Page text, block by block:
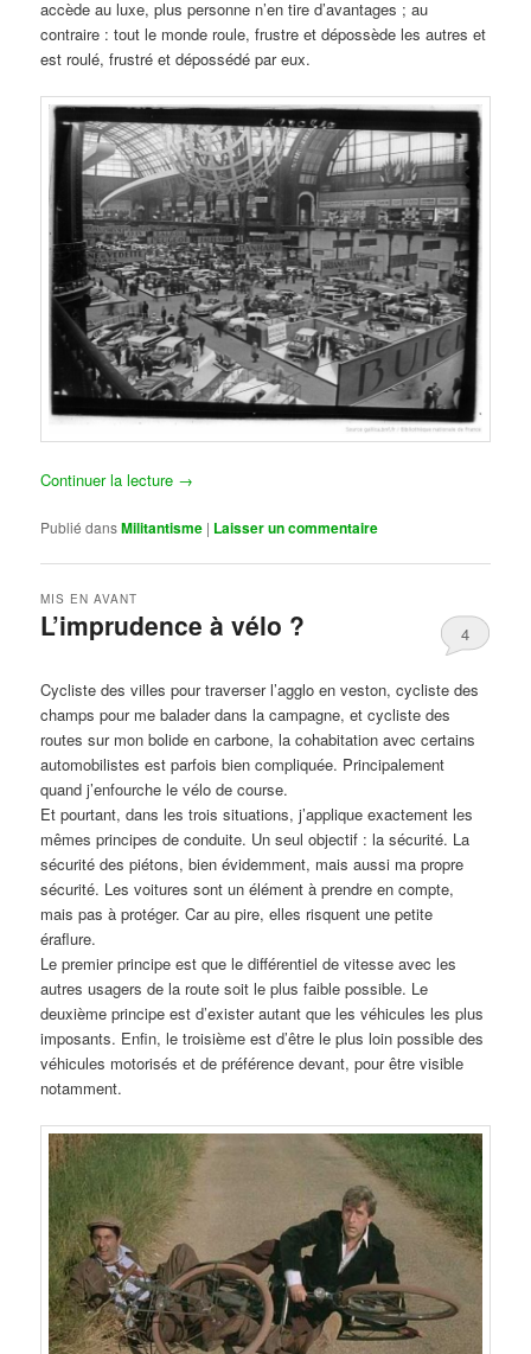
accède au luxe, plus personne n’en tire d’avantages ; au
contraire : tout le monde roule, frustre et dépossède les autres et
est roulé, frustré et dépossédé par eux.
Continuer la lecture →
Publié dansMilitantisme | Laisser un commentaire
L’imprudence à vélo ?
MIS EN AVANT
4
Cycliste des villes pour traverser l’agglo en veston, cycliste des
champs pour me balader dans la campagne, et cycliste des
routes sur mon bolide en carbone, la cohabitation avec certains
automobilistes est parfois bien compliquée. Principalement
quand j’enfourche le vélo de course.
Et pourtant, dans les trois situations, j’applique exactement les
mêmes principes de conduite. Un seul objectif : la sécurité. La
sécurité des piétons, bien évidemment, mais aussi ma propre
sécurité. Les voitures sont un élément à prendre en compte,
mais pas à protéger. Car au pire, elles risquent une petite
éraflure.
Le premier principe est que le différentiel de vitesse avec les
autres usagers de la route soit le plus faible possible. Le
deuxième principe est d’exister autant que les véhicules les plus
imposants. Enfin, le troisième est d’être le plus loin possible des
véhicules motorisés et de préférence devant, pour être visible
notamment.